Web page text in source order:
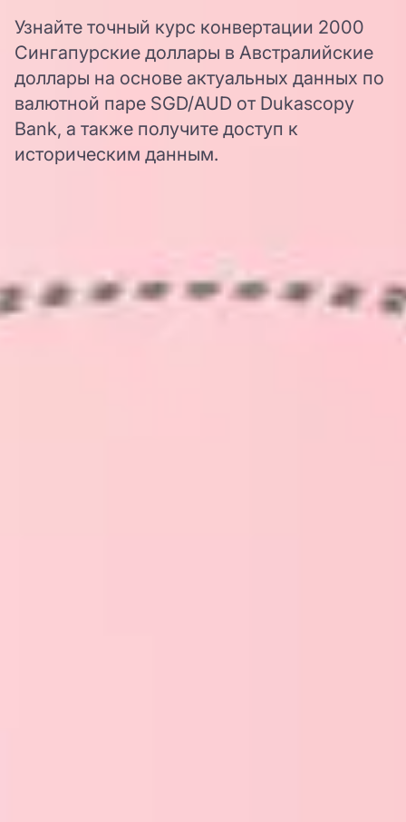
Узнайте точный курс конвертации 2000
Сингапурские доллары в Австралийские
доллары на основе актуальных данных по
валютной паре SGD/AUD от Dukascopy
Bank, а также получите доступ к
историческим данным.